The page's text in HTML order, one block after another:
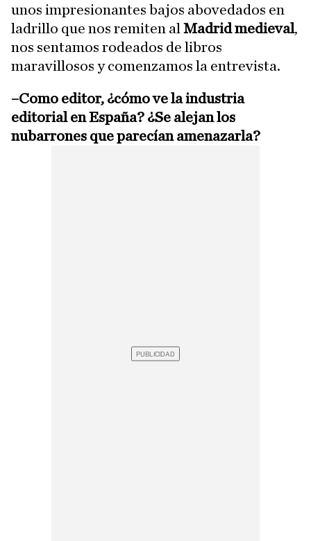
unos impresionantes bajos abovedados en
ladrillo que nos remiten al Madrid medieval,
nos sentamos rodeados de libros
maravillosos y comenzamos la entrevista.
–Como editor, ¿cómo ve la industria
editorial en España? ¿Se alejan los
nubarrones que parecían amenazarla?